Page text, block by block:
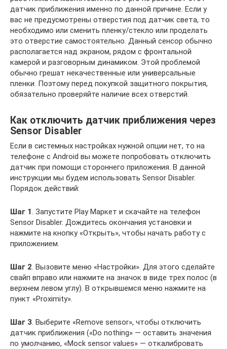
датчик приближения именно по данной причине. Если у
вас не предусмотрены отверстия под датчик света, то
необходимо или сменить пленку/стекло или проделать
это отверстие самостоятельно. Данный сенсор обычно
располагается над экраном, рядом с фронтальной
камерой и разговорным динамиком. Этой проблемой
обычно грешат некачественные или универсальные
пленки. Поэтому перед покупкой защитного покрытия,
обязательно проверяйте наличие всех отверстий.
Как отключить датчик приближения через
Sensor Disabler
Если в системных настройках нужной опции нет, то на
телефоне с Android вы можете попробовать отключить
датчик при помощи стороннего приложения. В данной
инструкции мы будем использовать Sensor Disabler.
Порядок действий:
Шаг 1. Запустите Play Маркет и скачайте на телефон
Sensor Disabler. Дождитесь окончания установки и
нажмите на кнопку «Открыть», чтобы начать работу с
приложением.
Шаг 2. Вызовите меню «Настройки». Для этого сделайте
свайп вправо или нажмите на значок в виде трех полос (в
верхнем левом углу). В открывшемся меню нажмите на
пункт «Proximity».
Шаг 3. Выберите «Remove sensor», чтобы отключить
датчик приближения («Do nothing» — оставить значения
по умолчанию, «Mock sensor values» — откалибровать